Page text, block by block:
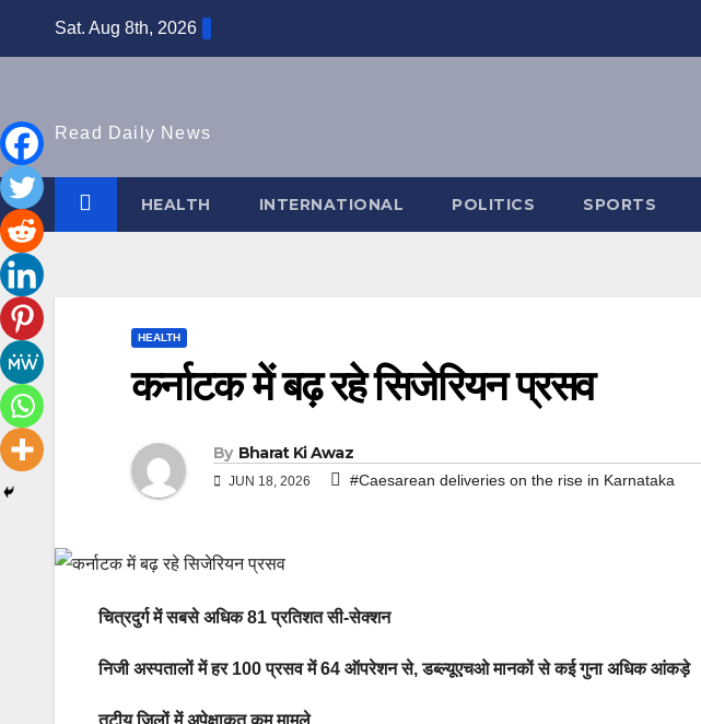
Sat. Aug 8th, 2026
Read Daily News
HEALTH INTERNATIONAL POLITICS SPORTS
HEALTH
कर्नाटक में बढ़ रहे सिजेरियन प्रसव
By Bharat Ki Awaz
JUN 18, 2026 #Caesarean deliveries on the rise in Karnataka
चित्रदुर्ग में सबसे अधिक 81 प्रतिशत सी-सेक्शन
निजी अस्पतालों में हर 100 प्रसव में 64 ऑपरेशन से, डब्ल्यूएचओ मानकों से कई गुना अधिक आंकड़े